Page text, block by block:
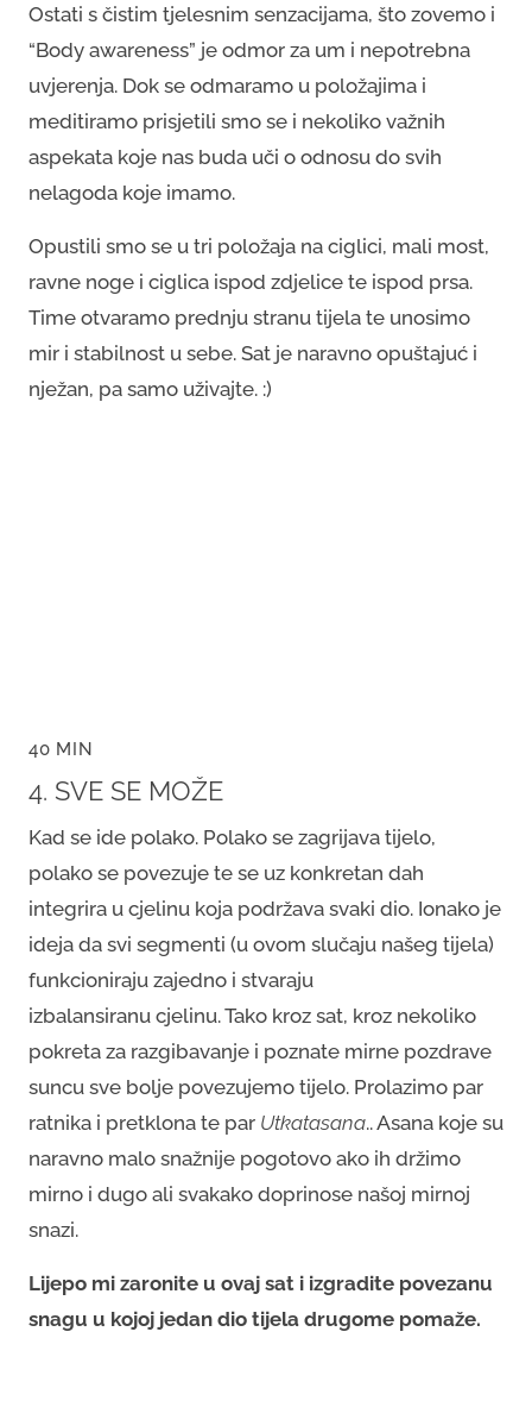
Ostati s čistim tjelesnim senzacijama, što zovemo i
“Body awareness” je odmor za um i nepotrebna
uvjerenja. Dok se odmaramo u položajima i
meditiramo prisjetili smo se i nekoliko važnih
aspekata koje nas buda uči o odnosu do svih
nelagoda koje imamo.
Opustili smo se u tri položaja na ciglici, mali most,
ravne noge i ciglica ispod zdjelice te ispod prsa.
Time otvaramo prednju stranu tijela te unosimo
mir i stabilnost u sebe. Sat je naravno opuštajuć i
nježan, pa samo uživajte. :)
40 MIN
4. SVE SE MOŽE
Kad se ide polako. Polako se zagrijava tijelo,
polako se povezuje te se uz konkretan dah
integrira u cjelinu koja podržava svaki dio. Ionako je
ideja da svi segmenti (u ovom slučaju našeg tijela)
funkcioniraju zajedno i stvaraju
izbalansiranu cjelinu. Tako kroz sat, kroz nekoliko
pokreta za razgibavanje i poznate mirne pozdrave
suncu sve bolje povezujemo tijelo. Prolazimo par
ratnika i pretklona te par Utkatasana.. Asana koje su
naravno malo snažnije pogotovo ako ih držimo
mirno i dugo ali svakako doprinose našoj mirnoj
snazi.
Lijepo mi zaronite u ovaj sat i izgradite povezanu
snagu u kojoj jedan dio tijela drugome pomaže.